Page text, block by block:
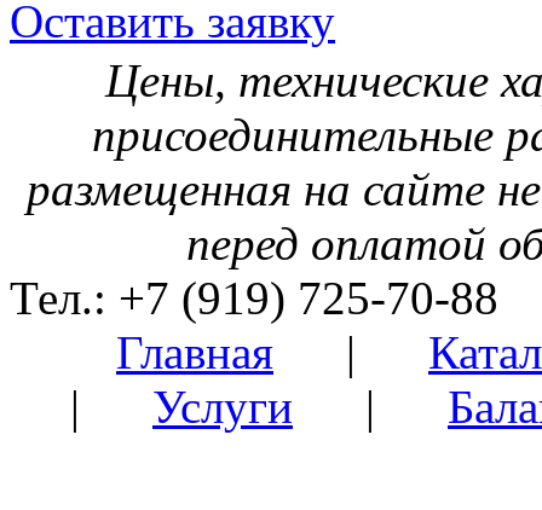
Оставить заявку
Цены, технические
присоединительные
размещенная на сайте
перед оплатой
Тел.: +7 (919) 725-70-88
Главная |
| Услуги |